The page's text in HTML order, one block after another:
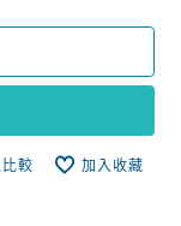
較 加入收藏